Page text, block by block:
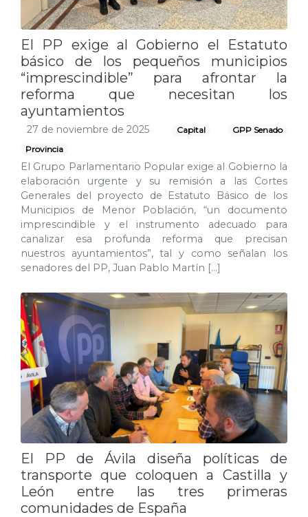
El PP exige al Gobierno el Estatuto
básico de los pequeños municipios
“imprescindible” para afrontar la
reforma que necesitan los
ayuntamientos
27 de noviembre de 2025 Capital
GPP Senado
Provincia
El Grupo Parlamentario Popular exige al Gobierno la
elaboración urgente y su remisión a las Cortes
Generales del proyecto de Estatuto Básico de los
Municipios de Menor Población, “un documento
imprescindible y el instrumento adecuado para
canalizar esa profunda reforma que precisan
nuestros ayuntamientos”, tal y como señalan los
senadores del PP, Juan Pablo Martín […]
El PP de Ávila diseña políticas de
transporte que coloquen a Castilla y
León entre las tres primeras
comunidades de España